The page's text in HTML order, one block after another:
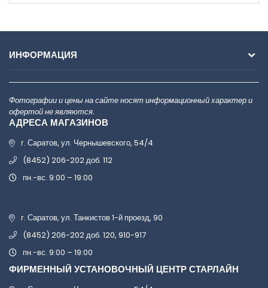
ИНФОРМАЦИЯ
Фотографии и цены на сайте носят информационный характер и
офертой не являются.
АДРЕСА МАГАЗИНОВ
г. Саратов, ул. Чернышевского, 54/4
(8452) 206-202 доб. 112
пн.-вс. 9:00 – 19:00
г. Саратов, ул. Танкистов 1-й проезд, 90
(8452) 206-202 доб. 120, 910-917
пн.-вс. 9:00 – 19:00
ФИРМЕННЫЙ УСТАНОВОЧНЫЙ ЦЕНТР СТАРЛАЙН